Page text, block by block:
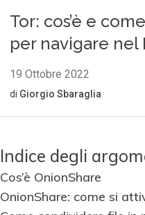
Indice degli
Cos’è OnionShare
OnionShare: come si